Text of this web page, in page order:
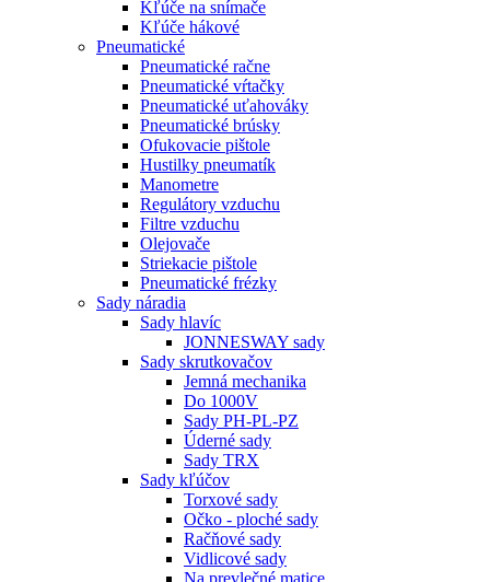
Kľúče na snímače
Kľúče hákové
Pneumatické
Pneumatické račne
Pneumatické vŕtačky
Pneumatické uťahováky
Pneumatické brúsky
Ofukovacie pištole
Hustilky pneumatík
Manometre
Regulátory vzduchu
Filtre vzduchu
Olejovače
Striekacie pištole
Pneumatické frézky
Sady náradia
Sady hlavíc
JONNESWAY sady
Sady skrutkovačov
Jemná mechanika
Do 1000V
Sady PH-PL-PZ
Úderné sady
Sady TRX
Sady kľúčov
Torxové sady
Očko - ploché sady
Račňové sady
Vidlicové sady